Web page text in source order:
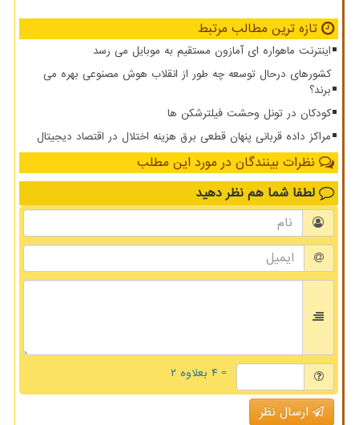
تازه ترین مطالب مرتبط
اینترنت ماهواره ای آمازون مستقیم به موبایل می رسد
کشورهای درحال توسعه چه طور از انقلاب هوش مصنوعی بهره می
برند؟
کودکان در تونل وحشت فیلترشکن ها
مراکز داده قربانی پنهان قطعی برق هزینه اختلال در اقتصاد دیجیتال
نظرات بینندگان در مورد این مطلب
لطفا شما هم نظر دهید
= ۴ بعلاوه ۲
ارسال نظر